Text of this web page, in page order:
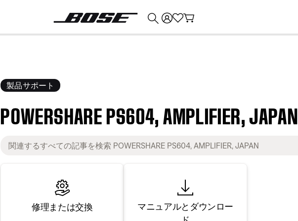
製品サポート
POWERSHARE PS604, AMPLIFIER, JAPAN
修理または交換
マニュアルとダウンロー